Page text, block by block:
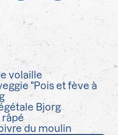
volaille
"Pois et fève à
Bjorg
râpé
du moulin